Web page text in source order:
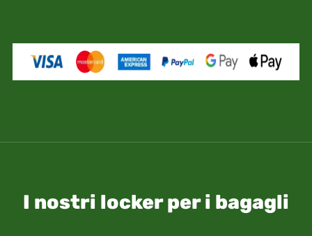
assumi il rischio e la responsabilità di un
eventuale perdita.
I nostri locker per i bagagli